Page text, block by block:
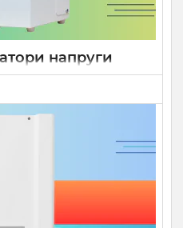
напруги
дому чи бізнесу